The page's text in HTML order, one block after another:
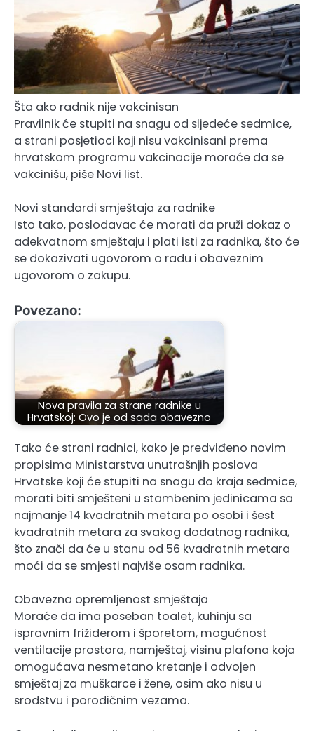
Šta ako radnik nije vakcinisan
Pravilnik će stupiti na snagu od sljedeće sedmice,
a strani posjetioci koji nisu vakcinisani prema
hrvatskom programu vakcinacije moraće da se
vakcinišu, piše Novi list.
Novi standardi smještaja za radnike
Isto tako, poslodavac će morati da pruži dokaz o
adekvatnom smještaju i plati isti za radnika, što će
se dokazivati ugovorom o radu i obaveznim
ugovorom o zakupu.
Povezano:
Nova pravila za strane radnike u
Hrvatskoj: Ovo je od sada obavezno
Tako će strani radnici, kako je predviđeno novim
propisima Ministarstva unutrašnjih poslova
Hrvatske koji će stupiti na snagu do kraja sedmice,
morati biti smješteni u stambenim jedinicama sa
najmanje 14 kvadratnih metara po osobi i šest
kvadratnih metara za svakog dodatnog radnika,
što znači da će u stanu od 56 kvadratnih metara
moći da se smjesti najviše osam radnika.
Obavezna opremljenost smještaja
Moraće da ima poseban toalet, kuhinju sa
ispravnim frižiderom i šporetom, mogućnost
ventilacije prostora, namještaj, visinu plafona koja
omogućava nesmetano kretanje i odvojen
smještaj za muškarce i žene, osim ako nisu u
srodstvu i porodičnim vezama.